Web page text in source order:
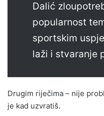
Dalić
popularnost
sportskim
laži i stvaranje
Drugim riječima – nije
je kad uzvratiš.